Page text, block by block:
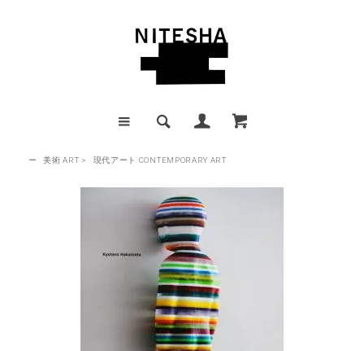
ー 美術 ART > 現代アート CONTEMPORARY ART